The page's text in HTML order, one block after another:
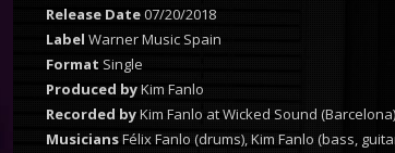
Release Date07/20/2018
Label Warner Music Spain
Format Single
Produced byKim Fanlo
Recorded byKim Fanlo at Wicked Sound (Barcelona)
MusiciansFélix Fanlo (drums), Kim Fanlo (bass,